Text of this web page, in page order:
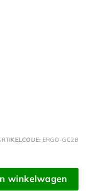
ERGO-GC2B
winkelwagen